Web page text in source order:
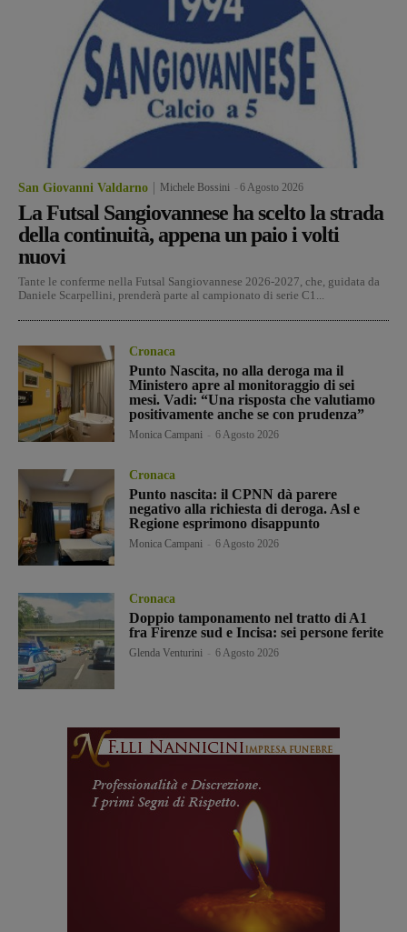
San Giovanni Valdarno Michele Bossini 6 Agosto 2026
La Futsal Sangiovannese ha scelto la strada
della continuità, appena un paio i volti
nuovi
Tante le conferme nella Futsal Sangiovannese 2026-2027, che, guidata da
Daniele Scarpellini, prenderà parte al campionato di serie C1...
Cronaca
Punto Nascita, no alla deroga ma il
Ministero apre al monitoraggio di sei
mesi. Vadi: “Una risposta che valutiamo
positivamente anche se con prudenza”
Monica Campani 6 Agosto 2026
Cronaca
Punto nascita: il CPNN dà parere
negativo alla richiesta di deroga. Asl e
Regione esprimono disappunto
Monica Campani 6 Agosto 2026
Cronaca
Doppio tamponamento nel tratto di A1
fra Firenze sud e Incisa: sei persone ferite
Glenda Venturini 6 Agosto 2026